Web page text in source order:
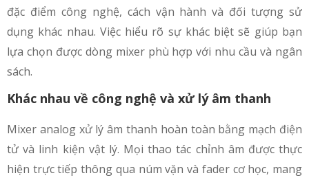
đặc điểm công nghệ, cách vận hành và đối tượng sử
dụng khác nhau. Việc hiểu rõ sự khác biệt sẽ giúp bạn
lựa chọn được dòng mixer phù hợp với nhu cầu và ngân
sách.
Khác nhau về công nghệ và xử lý âm thanh
Mixer analog xử lý âm thanh hoàn toàn bằng mạch điện
tử và linh kiện vật lý. Mọi thao tác chỉnh âm được thực
hiện trực tiếp thông qua núm vặn và fader cơ học, mang